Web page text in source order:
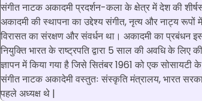
संगीत नाटक अकादमी प्रदर्शन-कला के क्षेत्र में देश की
अकादमी की स्थापना का उद्देश्य संगीत, नृत्य और नाट्य रूपों
विरासत का संरक्षण और संवर्धन था। अकादमी का प्रबंधन
नियुक्ति भारत के राष्ट्रपति द्वारा 5 साल की अवधि के लिए
ज्ञापन में किया गया है जिसे सितंबर 1961 को एक
संगीत नाटक अकादेमी वस्तुतः संस्कृति मंत्रालय, भारत
पहले अध्यक्ष थे |